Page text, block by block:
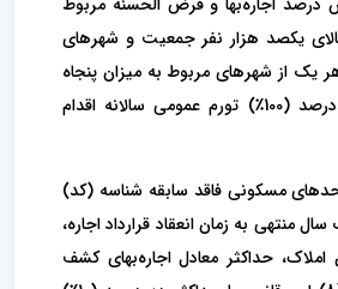
یکصد هزار نفر جمعیت و شهرهای
یک از شهرهای مربوط به میزان پنجاه
درصد (50٪) تا صددرصد (100٪) تورم عمومی سالانه اقدام
مسکونی فاقد سابقه شناسه (کد)
منتهی به زمان انعقاد قرارداد اجاره،
املاک، حداکثر معادل اجاره‌بهای کشف